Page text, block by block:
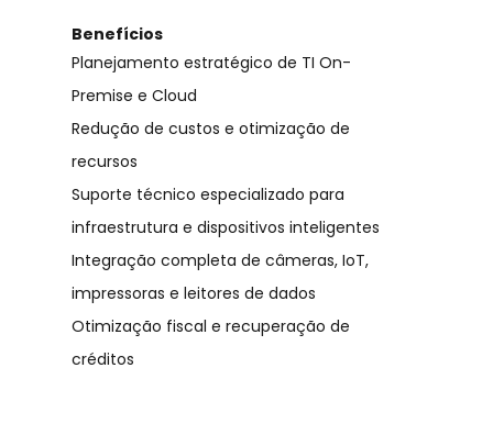
Benefícios
Planejamento estratégico de TI On-
Premise e Cloud
Redução de custos e otimização de
recursos
Suporte técnico especializado para
infraestrutura e dispositivos inteligentes
Integração completa de câmeras, IoT,
impressoras e leitores de dados
Otimização fiscal e recuperação de
créditos